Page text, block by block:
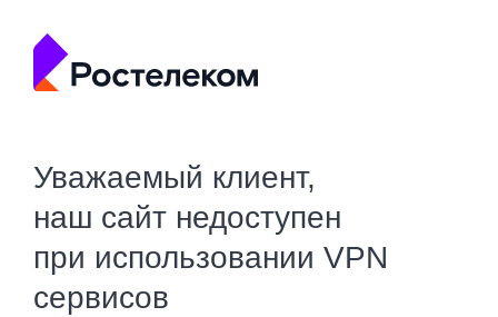
Уважаемый клиент,
наш сайт недоступен
при использовании VPN
сервисов